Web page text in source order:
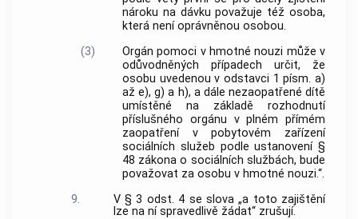
nároku na dávku považuje též osoba,
která není oprávněnou osobou.
(3)
Orgán pomoci v hmotné nouzi může v
odůvodněných případech určit, že
osobu uvedenou v odstavci 1 písm. a)
až e), g) a h), a dále nezaopatřené dítě
umístěné na základě rozhodnutí
příslušného orgánu v plném přímém
zaopatření v pobytovém zařízení
sociálních služeb podle ustanovení §
48 zákona o sociálních službách, bude
považovat za osobu v hmotné nouzi.“.
9.
V § 3 odst. 4 se slova „a toto zajištění
lze na ní spravedlivě žádat“ zrušují.